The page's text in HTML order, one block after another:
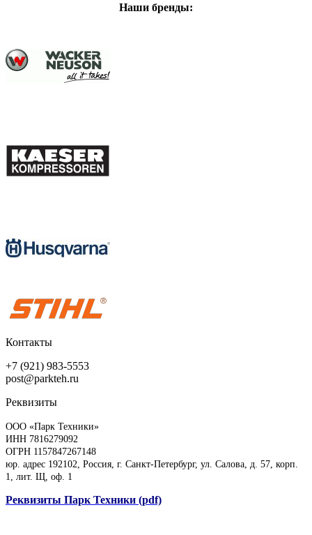
Наши бренды:
Контакты
+7 (921) 983-5553
post@parkteh.ru
Реквизиты
ООО «Парк Техники»
ИНН 7816279092
ОГРН 1157847267148
юр. адрес 192102, Россия, г. Санкт-Петербург, ул. Салова, д. 57, корп.
1, лит. Щ, оф. 1
Реквизиты Парк Техники (pdf)